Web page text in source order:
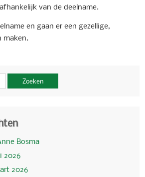
van de deelname.
en gaan er een gezellige,
maken.
Zoeken
Bosma
2026
2026